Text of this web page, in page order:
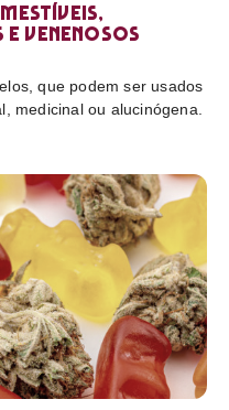
e venenosos
que podem ser usados
medicinal ou alucinógena.